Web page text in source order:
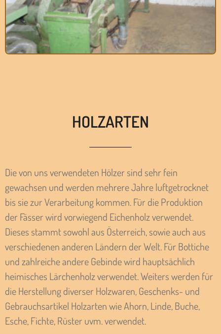
HOLZARTEN
Die von uns verwendeten Hölzer sind sehr fein
gewachsen und werden mehrere Jahre luftgetrocknet
bis sie zur Verarbeitung kommen. Für die Produktion
der Fässer wird vorwiegend Eichenholz verwendet.
Dieses stammt sowohl aus Österreich, sowie auch aus
verschiedenen anderen Ländern der Welt. Für Bottiche
und zahlreiche andere Gebinde wird hauptsächlich
heimisches Lärchenholz verwendet. Weiters werden für
die Herstellung diverser Holzwaren, Geschenks- und
Gebrauchsartikel Holzarten wie Ahorn, Linde, Buche,
Esche, Fichte, Rüster uvm. verwendet.